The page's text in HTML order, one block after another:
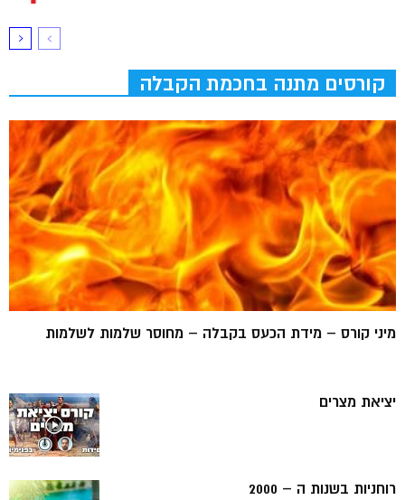
קורסים מתנה בחכמת הקבלה
מיני קורס – מידת הכעס בקבלה – מחוסר שלמות לשלמות
יציאת מצרים
רוחניות בשנות ה – 2000